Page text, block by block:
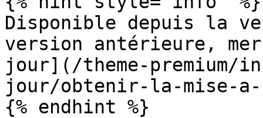
Disponible depuis la
version antérieure,
jour](/theme-premium/
jour/obtenir-la-mise-
{% endhint %}